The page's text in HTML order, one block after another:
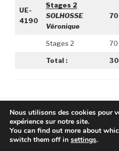
UE-
4190
Stages 2
SOLHOSSE
Véronique
70
Stages 2 70
Total :
FacebookInstagramYouTube
Nous utilisons des cookies pour
expérience sur notre site.
You can find out more about
switch them off in settings.